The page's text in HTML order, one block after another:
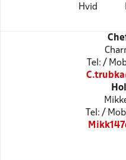
Hvid
Tel: /
Tel: /